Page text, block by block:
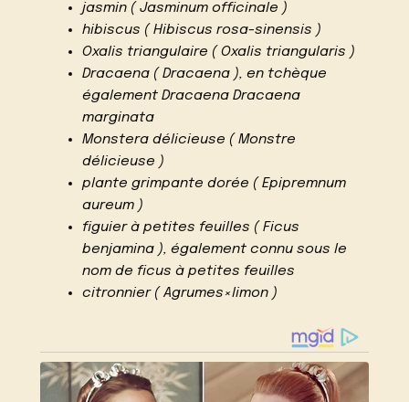
jasmin ( Jasminum officinale )
hibiscus ( Hibiscus rosa-sinensis )
Oxalis triangulaire ( Oxalis triangularis )
Dracaena ( Dracaena ), en tchèque
également Dracaena Dracaena
marginata
Monstera délicieuse ( Monstre
délicieuse )
plante grimpante dorée ( Epipremnum
aureum )
figuier à petites feuilles ( Ficus
benjamina ), également connu sous le
nom de ficus à petites feuilles
citronnier ( Agrumes×limon )